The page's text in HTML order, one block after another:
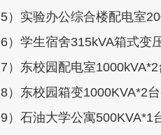
5）实验办公综合楼配电室
6）学生宿舍315kVA箱式变
7）东校园配电室
8）东校园箱变1000KVA*2
9）石油大学公寓500KVA*1